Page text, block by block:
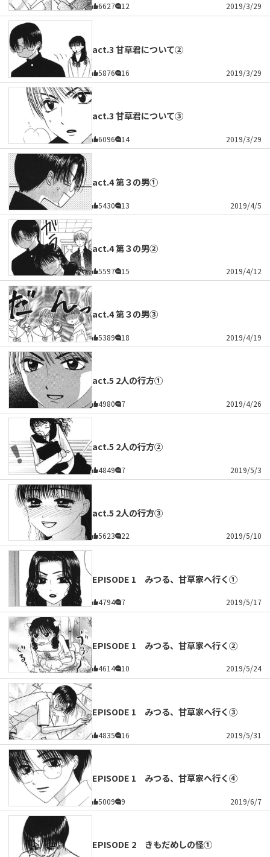
6627 12 2019/3/29
act.3 甘草君について②
5876 16 2019/3/29
act.3 甘草君について③
6096 14 2019/3/29
act.4 第３の男①
5430 13 2019/4/5
act.4 第３の男②
5597 15 2019/4/12
act.4 第３の男③
5389 18 2019/4/19
act.5 2人の行方①
4980 7 2019/4/26
act.5 2人の行方②
4849 7 2019/5/3
act.5 2人の行方③
5623 22 2019/5/10
EPISODE 1 みつる、甘草家へ行く①
4794 7 2019/5/17
EPISODE 1 みつる、甘草家へ行く②
4614 10 2019/5/24
EPISODE 1 みつる、甘草家へ行く③
4835 16 2019/5/31
EPISODE 1 みつる、甘草家へ行く④
5009 9 2019/6/7
EPISODE 2 きもだめしの怪①